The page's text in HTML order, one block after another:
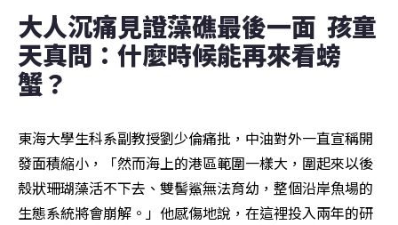
大人沉痛見證藻礁最後一面  孩童
天真問：什麼時候能再來看螃
蟹？
東海大學生科系副教授劉少倫痛批，中油對外一直宣稱開
發面積縮小，「然而海上的港區範圍一樣大，圍起來以後
殼狀珊瑚藻活不下去、雙髻鯊無法育幼，整個沿岸魚場的
生態系統將會崩解。」他感傷地說，在這裡投入兩年的研